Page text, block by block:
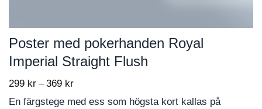
Poster med pokerhanden Royal
Imperial Straight Flush
299 kr – 369 krPrice
range:
En färgstege med ess som högsta kort kallas på